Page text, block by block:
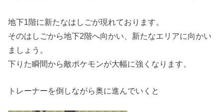
地下1階に新たなはしごが現れております。
そのはしごから地下2階へ向かい、新たなエリアに向かい
ましょう。
下りた瞬間から敵ポケモンが大幅に強くなります。
トレーナーを倒しながら奥に進んでいくと